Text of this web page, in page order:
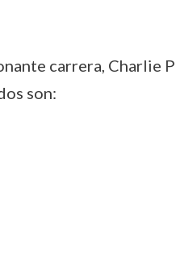
carrera, Charlie
son: